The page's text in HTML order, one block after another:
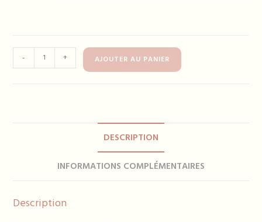
de
- + AJOUTER AU PANIER
DESCRIPTION
INFORMATIONS COMPLÉMENTAIRES
Description